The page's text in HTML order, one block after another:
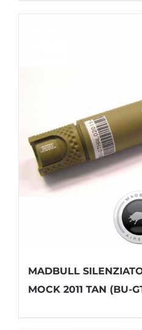
MADBULL
MOCK 2011 TAN (BU-